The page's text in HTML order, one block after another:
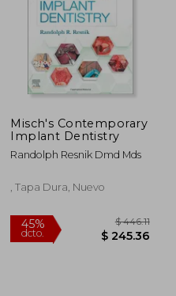
Misch's Contemporary
Implant Dentistry
Randolph Resnik Dmd Mds
, Tapa Dura, Nuevo